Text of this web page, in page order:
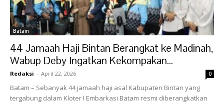
Batam
44 Jamaah Haji Bintan Berangkat ke Madinah,
Wabup Deby Ingatkan Kekompakan...
Redaksi - April 22, 2026 0
Batam – Sebanyak 44 jamaah haji asal Kabupaten Bintan yang
tergabung dalam Kloter I Embarkasi Batam resmi diberangkatkan